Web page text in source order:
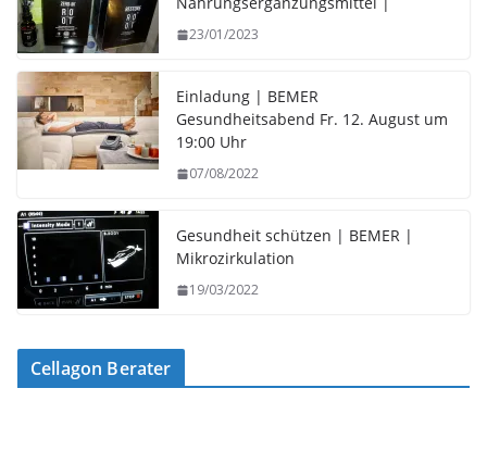
23/01/2023
Einladung | BEMER
Gesundheitsabend Fr. 12. August um
19:00 Uhr
07/08/2022
Gesundheit schützen | BEMER |
Mikrozirkulation
19/03/2022
Cellagon Berater